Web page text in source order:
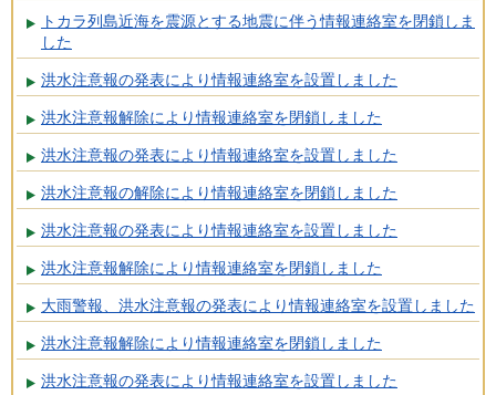
トカラ列島近海を震源とする地震に伴う情報連絡室を閉鎖しま
した
洪水注意報の発表により情報連絡室を設置しました
洪水注意報解除により情報連絡室を閉鎖しました
洪水注意報の発表により情報連絡室を設置しました
洪水注意報の解除により情報連絡室を閉鎖しました
洪水注意報の発表により情報連絡室を設置しました
洪水注意報解除により情報連絡室を閉鎖しました
大雨警報、洪水注意報の発表により情報連絡室を設置しました
洪水注意報解除により情報連絡室を閉鎖しました
洪水注意報の発表により情報連絡室を設置しました